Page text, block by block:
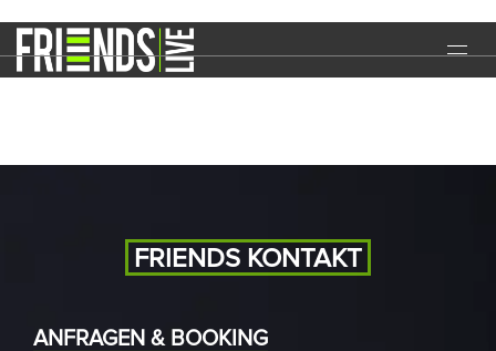
REFERENZEN
Lorenzifest
FRIENDS KONTAKT
ANFRAGEN & BOOKING